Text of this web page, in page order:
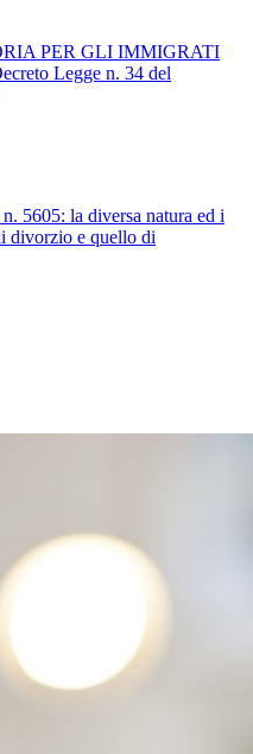
PER GLI IMMIGRATI
Legge n. 34 del
5605: la diversa natura ed i
divorzio e quello di